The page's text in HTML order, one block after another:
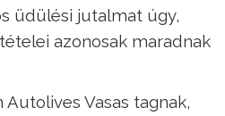
üdülési jutalmat úgy,
azonosak maradnak
Vasas tagnak,